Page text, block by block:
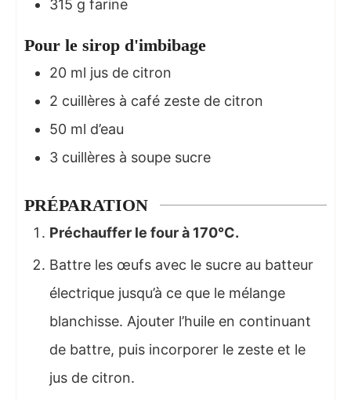
315 g farine
Pour le sirop d'imbibage
20 ml jus de citron
2 cuillères à café zeste de citron
50 ml d’eau
3 cuillères à soupe sucre
PRÉPARATION
Préchauffer le four à 170°C.
Battre les œufs avec le sucre au batteur
électrique jusqu’à ce que le mélange
blanchisse. Ajouter l’huile en continuant
de battre, puis incorporer le zeste et le
jus de citron.